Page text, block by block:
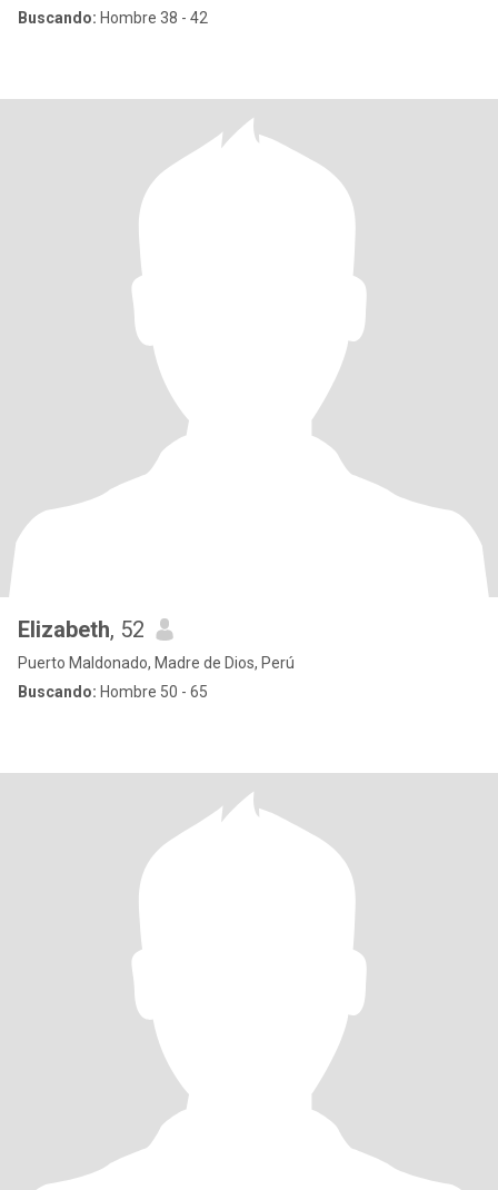
Buscando: Hombre 38 - 42
Elizabeth, 52
Puerto Maldonado, Madre de Dios, Perú
Buscando: Hombre 50 - 65